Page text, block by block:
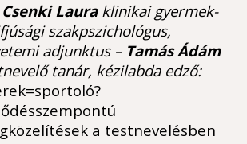
Lauraklinikai gyermek-
szakpszichológus,
adjunktus – Tamás Ádám
tanár, kézilabda edző:
a testnevelésben